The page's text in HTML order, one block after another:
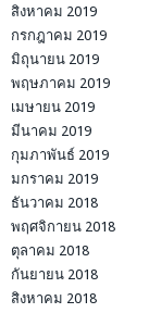
สิงหาคม 2019
กรกฎาคม 2019
มิถุนายน 2019
พฤษภาคม 2019
เมษายน 2019
มีนาคม 2019
กุมภาพันธ์ 2019
มกราคม 2019
ธันวาคม 2018
พฤศจิกายน 2018
ตุลาคม 2018
กันยายน 2018
สิงหาคม 2018